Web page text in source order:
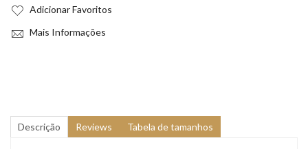
Adicionar Favoritos
Mais Informações
Descrição Reviews Tabela de tamanhos